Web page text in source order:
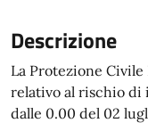
Descrizione
La Protezione Civile
relativo al rischio di
dalle 0.00 del 02